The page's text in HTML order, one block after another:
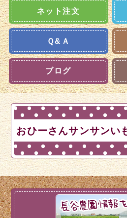
ネット注文
Ｑ&Ａ
ブログ
おひーさんサンサンい